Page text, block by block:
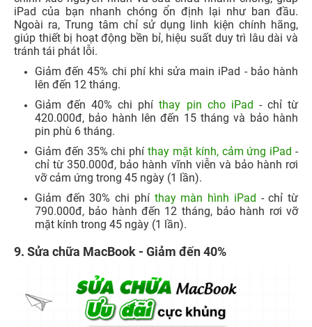
iPad của bạn nhanh chóng ổn định lại như ban đầu.
Ngoài ra, Trung tâm chỉ sử dụng linh kiện chính hãng,
giúp thiết bị hoạt động bền bỉ, hiệu suất duy trì lâu dài và
tránh tái phát lỗi.
Giảm đến 45% chi phí khi sửa main iPad - bảo hành
lên đến 12 tháng.
Giảm đến 40% chi phí thay pin cho iPad - chỉ từ
420.000đ, bảo hành lên đến 15 tháng và bảo hành
pin phù 6 tháng.
Giảm đến 35% chi phí thay mặt kính, cảm ứng iPad -
chỉ từ 350.000đ, bảo hành vĩnh viễn và bảo hành rơi
vỡ cảm ứng trong 45 ngày (1 lần).
Giảm đến 30% chi phí thay màn hình iPad - chỉ từ
790.000đ, bảo hành đến 12 tháng, bảo hành rơi vỡ
mặt kính trong 45 ngày (1 lần).
9. Sửa chữa MacBook - Giảm đến 40%